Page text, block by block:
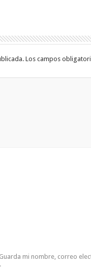
Los campos
Guarda mi nombre, correo